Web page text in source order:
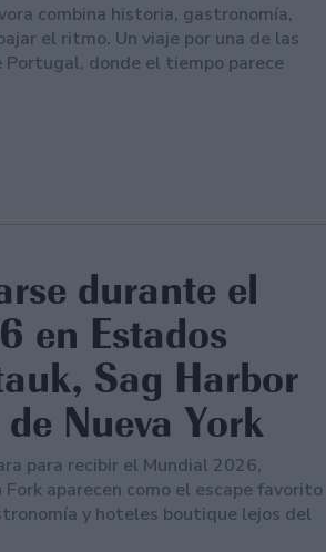
combina historia, gastronomía,
el ritmo. Un viaje por una de las
donde el tiempo parece
durante el
en Estados
Sag Harbor
Nueva York
para recibir el Mundial 2026,
aparecen como el escape favorito
y hoteles boutique lejos del